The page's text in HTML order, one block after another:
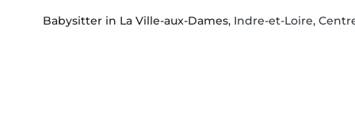
Babysitter in La Ville-aux-Dames, Indre-et-Loire,